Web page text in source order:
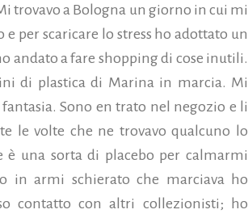
trovavo a Bologna un giorno in cui mi
per scaricare lo stress ho adottato un
andato a fare shopping di cose inutili.
di plastica di Marina in marcia. Mi
Sono en­ trato nel negozio e li
le volte che ne trovavo qualcuno lo
è una sorta di placebo per calmarmi
in armi schierato che marciava ho
contatto con altri collezionisti; ho